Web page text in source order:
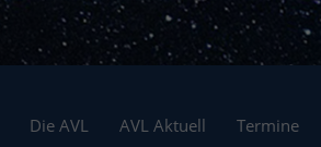
Die AVL AVL Aktuell Termine